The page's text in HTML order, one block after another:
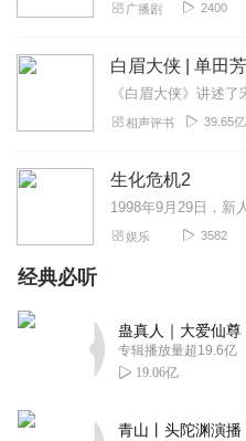
广播剧 2400
白眉大侠 | 单田
相声评书 39.65亿
生化危机2
娱乐 3582
经典必听
专辑播放量超19.6亿
19.06亿